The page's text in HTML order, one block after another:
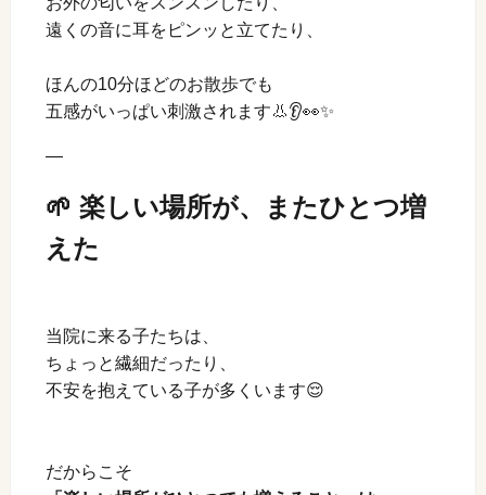
遠くの音に耳をピンッと立てたり、
ほんの10分ほどのお散歩でも
五感がいっぱい刺激されます👃👂👀✨
—
🌱 楽しい場所が、またひとつ増
えた
当院に来る子たちは、
ちょっと繊細だったり、
不安を抱えている子が多くいます😌
だからこそ